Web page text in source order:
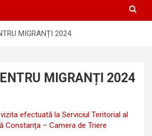
MIGRANȚI 2024
MIGRANȚI 2024
efectuată la Serviciul Teritorial al
Constanța – Camera de Triere